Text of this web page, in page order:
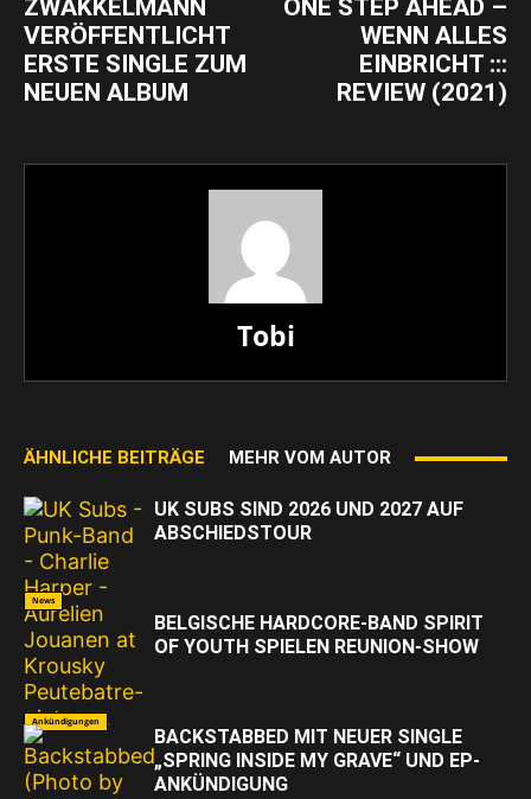
ZWAKKELMANN
VERÖFFENTLICHT
ERSTE SINGLE ZUM
NEUEN ALBUM
ONE STEP AHEAD –
WENN ALLES
EINBRICHT :::
REVIEW (2021)
Tobi
ÄHNLICHE BEITRÄGE MEHR VOM AUTOR
Ankündigungen
UK SUBS SIND 2026 UND 2027 AUF
ABSCHIEDSTOUR
News
BELGISCHE HARDCORE-BAND SPIRIT
OF YOUTH SPIELEN REUNION-SHOW
BACKSTABBED MIT NEUER SINGLE
„SPRING INSIDE MY GRAVE“ UND EP-
ANKÜNDIGUNG